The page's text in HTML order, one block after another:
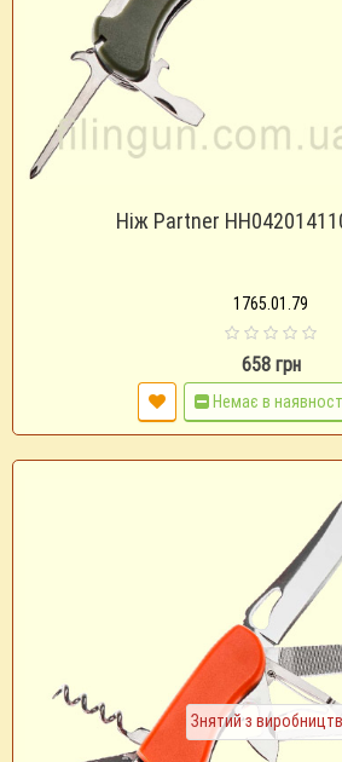
Ніж Partner
1765.01.79
658 грн
Немає в
Знятий з